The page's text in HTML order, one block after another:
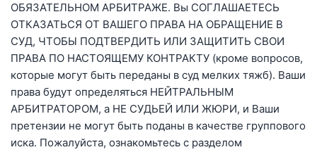
ОБЯЗАТЕЛЬНОМ АРБИТРАЖЕ. Вы СОГЛАШАЕТЕСЬ
ОТКАЗАТЬСЯ ОТ ВАШЕГО ПРАВА НА ОБРАЩЕНИЕ В
СУД, ЧТОБЫ ПОДТВЕРДИТЬ ИЛИ ЗАЩИТИТЬ СВОИ
ПРАВА ПО НАСТОЯЩЕМУ КОНТРАКТУ (кроме вопросов,
которые могут быть переданы в суд мелких тяжб). Ваши
права будут определяться НЕЙТРАЛЬНЫМ
АРБИТРАТОРОМ, а НЕ СУДЬЕЙ ИЛИ ЖЮРИ, и Ваши
претензии не могут быть поданы в качестве группового
иска. Пожалуйста, ознакомьтесь с разделом